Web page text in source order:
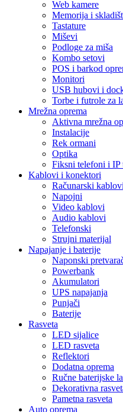
Web kamere
Memorija i
Tastature
Miševi
Podloge za miša
Kombo setovi
POS i barkod
Monitori
USB hubovi i
Torbe i futrole za
Mrežna oprema
Aktivna mrežna
Instalacije
Rek ormani
Optika
Fiksni telefoni i IP
Kablovi i konektori
Računarski kablovi
Napojni
Video kablovi
Audio kablovi
Telefonski
Strujni materijal
Napajanje i baterije
Naponski
Powerbank
Akumulatori
UPS napajanja
Punjači
Baterije
Rasveta
LED sijalice
LED rasveta
Reflektori
Dodatna oprema
Ručne baterijske
Dekorativna
Pametna rasveta
Auto oprema